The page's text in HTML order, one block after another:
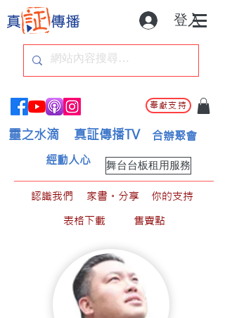
登入
奉獻支持
靈之水滴 真証傳播TV 合辦聚會
舞台台板租用服務
經動人心
認識我們 家書。分享
你的支持
表格下載
售賣點